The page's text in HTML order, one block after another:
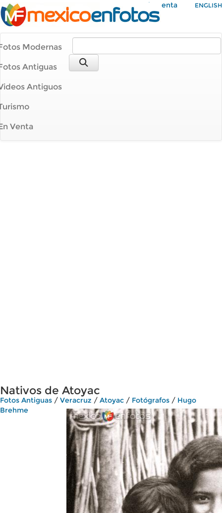
Mi Cuenta ENGLISH
Modernas
Antiguas
Antiguos
Venta
Nativos de Atoyac
Fotos Antiguas / Veracruz / Atoyac / Fotógrafos / Hugo
Brehme